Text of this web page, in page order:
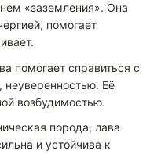
«заземления». Она
помогает
помогает справиться с
неуверенностью. Её
возбудимостью.
порода, лава
и устойчива к